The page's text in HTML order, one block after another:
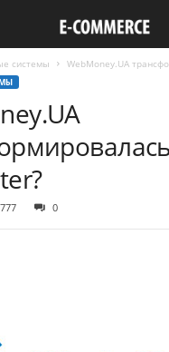
системы WebMoney.UA
0